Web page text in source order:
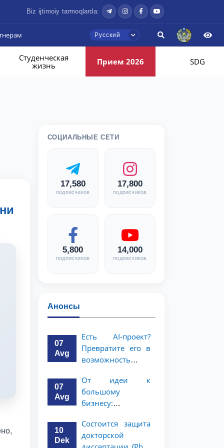
Biz ijtimoiy tarmoqlarda:
Русский
Студенческая
жизнь
Прием 2026 SDG
СОЦИАЛЬНЫЕ СЕТИ
17,580
подписчиков
17,800
подписчиков
5,800
подписчиков
14,000
подписчиков
Анонсы
07
Avg
Есть AI-проект?
Превратите его в
возможность
миллион
долларов!
07
Avg
От идеи к
большому
бизнесу:
миллионов
долларов для
10
Dek
Состоится защита
докторской